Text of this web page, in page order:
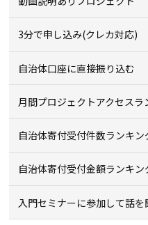
3分で申し込み(クレカ対応)
自治体口座に直接振り込む
月間プロジェクトアクセスラ
自治体寄付受付件数ランキン
自治体寄付受付金額ランキン
入門セミナーに参加して話を